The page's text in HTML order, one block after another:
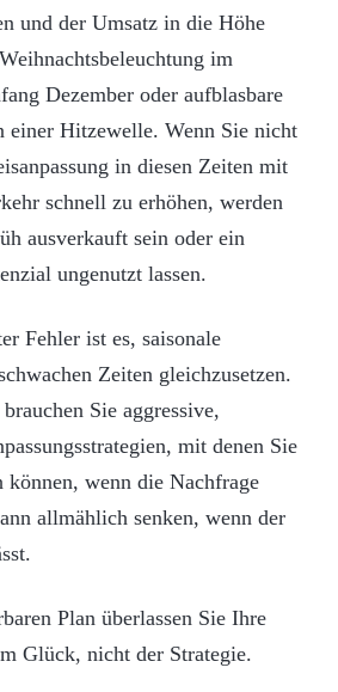
und der Umsatz in die Höhe
im
Dezember oder aufblasbare
einer Hitzewelle. Wenn Sie nicht
in diesen Zeiten mit
schnell zu erhöhen, werden
ausverkauft sein oder ein
ungenutzt lassen.
Fehler ist es, saisonale
Zeiten gleichzusetzen.
Sie aggressive,
mit denen Sie
können, wenn die Nachfrage
allmählich senken, wenn der
Plan überlassen Sie Ihre
Glück, nicht der Strategie.